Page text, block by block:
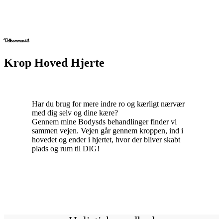
Velkommen til
Krop Hoved Hjerte
Har du brug for mere indre ro og kærligt nærvær
med dig selv og dine kære?
Gennem mine Bodysds behandlinger finder vi
sammen vejen. Vejen går gennem kroppen, ind i
hovedet og ender i hjertet, hvor der bliver skabt
plads og rum til DIG!